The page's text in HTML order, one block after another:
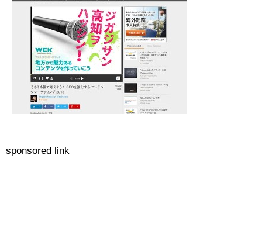
sponsored link